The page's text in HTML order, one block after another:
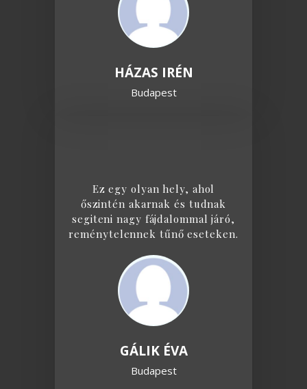
HÁZAS IRÉN
Budapest
Ez egy olyan hely, ahol
őszintén akarnak és tudnak
segiteni nagy fájdalommal járó,
reménytelennek tűnő eseteken.
GÁLIK ÉVA
Budapest